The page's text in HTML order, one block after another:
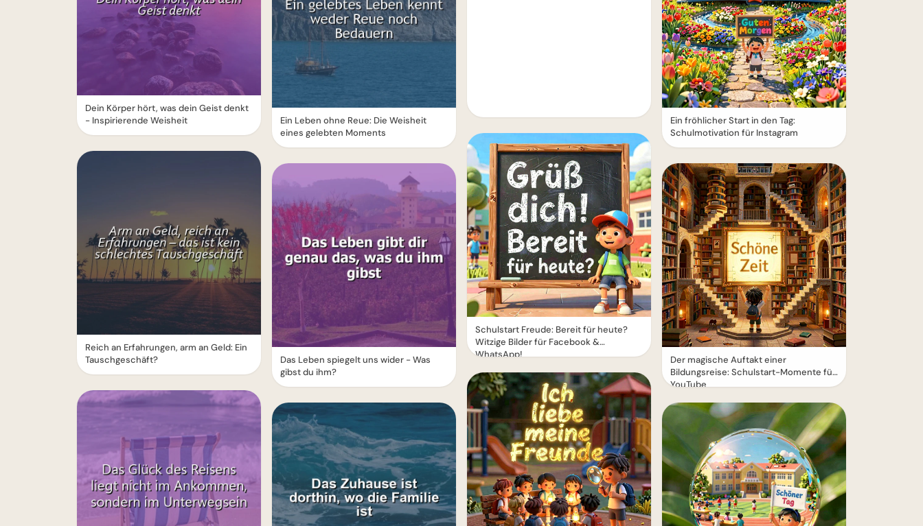
Dein Körper hört, was dein Geist denkt
- Inspirierende Weisheit
Reich an Erfahrungen, arm an Geld: Ein
Tauschgeschäft?
Ein Leben ohne Reue: Die Weisheit
eines gelebten Moments
Das Leben spiegelt uns wider - Was
gibst du ihm?
Schulstart Freude: Bereit für heute?
Witzige Bilder für Facebook &
WhatsApp!
Ein fröhlicher Start in den Tag:
Schulmotivation für Instagram
Der magische Auftakt einer
Bildungsreise: Schulstart-Momente für
YouTube